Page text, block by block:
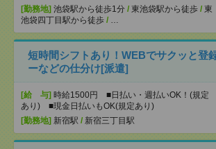
[勤務地] 池袋駅から徒歩1分 / 東池袋駅から徒歩 / 東
池袋四丁目駅から徒歩 / …
短時間シフトあり！WEBでサクッと登
ーなどの仕分け[派遣]
[給 与] 時給1500円 ■日払い・週払いOK！(規定
あり) ■現金日払いもOK(規定あり)
[勤務地] 新宿駅 / 新宿三丁目駅